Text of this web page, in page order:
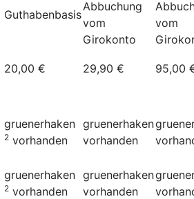
Guthabenbasis
Abbuchung
vom
Girokonto
vom
20,00 € 29,90 € 95,00
gruenerhaken
2 vorhanden
gruenerhaken
vorhanden
gruenerhaken
2 vorhanden
gruenerhaken
vorhanden